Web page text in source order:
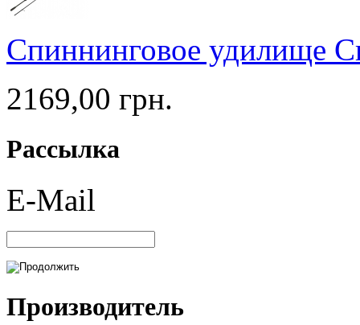
Спиннинговое удилище
2169,00 грн.
Рассылка
E-Mail
Производитель